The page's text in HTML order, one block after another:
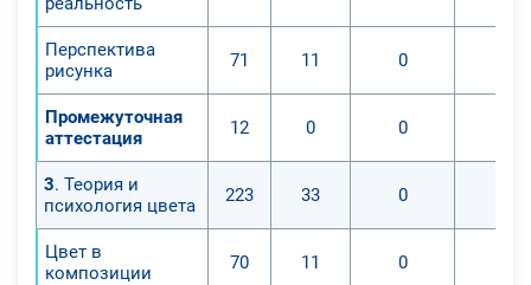
Перспектива
рисунка
71 11 0
Промежуточная
аттестация
12 0 0
3. Теория и
психология цвета
223 33 0
Цвет в
композиции
70 11 0